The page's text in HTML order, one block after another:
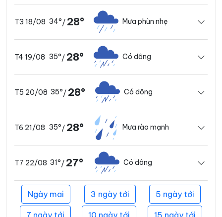
T3 18/08 34°/ 28° Mưa phùn nhẹ
T4 19/08 35°/ 28° Có dông
T5 20/08 35°/ 28° Có dông
T6 21/08 35°/ 28° Mưa rào mạnh
T7 22/08 31°/ 27° Có dông
Ngày mai 3 ngày tới 5 ngày tới
7 ngày tới 10 ngày tới 15 ngày tới